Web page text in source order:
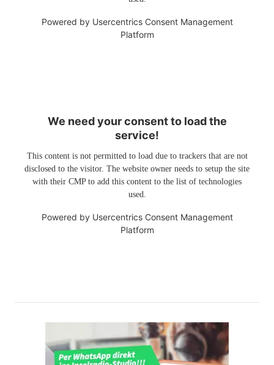
Powered by Usercentrics Consent Management
Platform
We need your consent to load the
service!
This content is not permitted to load due to trackers that are not
disclosed to the visitor. The website owner needs to setup the site
with their CMP to add this content to the list of technologies
used.
Powered by Usercentrics Consent Management
Platform